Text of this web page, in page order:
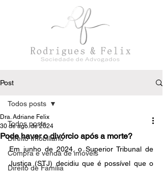
Post
Todos posts
Direito Imobiliário
Compra e venda de imóveis
Direito de Família
Todos posts
Pode haver o divórcio após a morte?
Dra. Adriane Felix
30 de ago. de 2024
Em junho de 2024, o Superior Tribunal de
Justiça (STJ) decidiu que é possível que o